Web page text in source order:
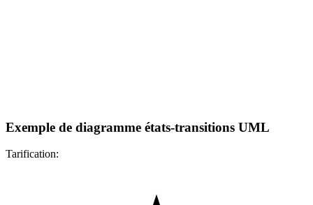
Exemple de diagramme états-transitions UML
Tarification: